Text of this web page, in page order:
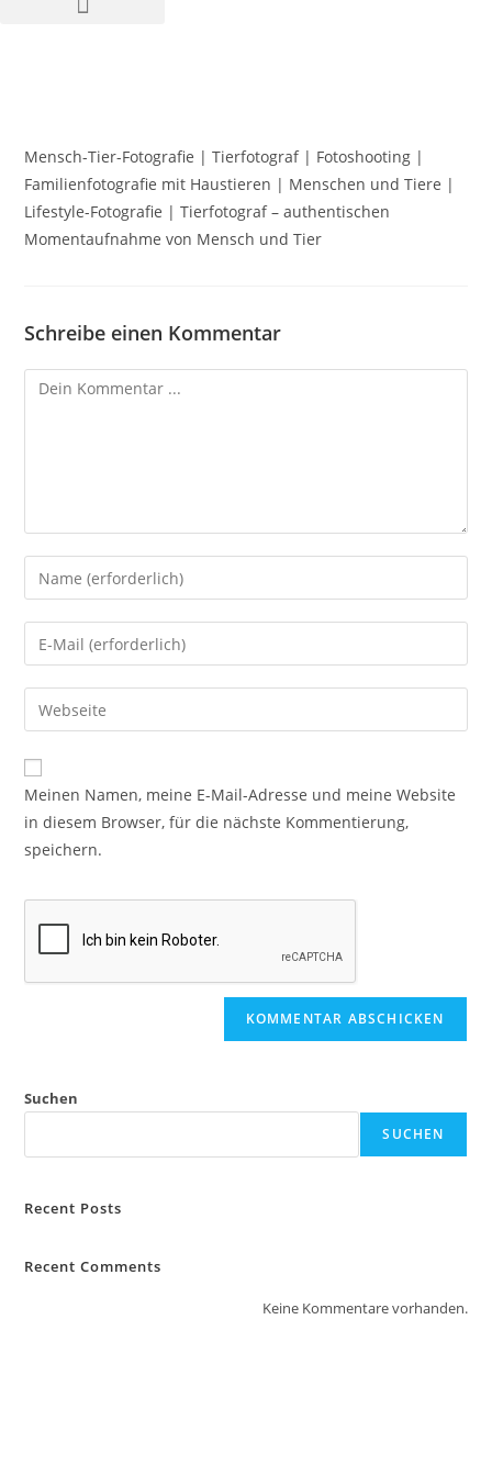
Mensch-Tier-Fotografie | Tierfotograf | Fotoshooting |
Familienfotografie mit Haustieren | Menschen und Tiere |
Lifestyle-Fotografie | Tierfotograf – authentischen
Momentaufnahme von Mensch und Tier
Schreibe einen Kommentar
Meinen Namen, meine E-Mail-Adresse und meine Website
in diesem Browser, für die nächste Kommentierung,
speichern.
Suchen
SUCHEN
Recent Posts
Recent Comments
Keine Kommentare vorhanden.